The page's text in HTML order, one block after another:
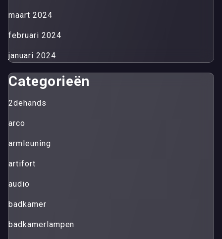
maart 2024
februari 2024
januari 2024
Categorieën
2dehands
arco
armleuning
artifort
audio
badkamer
badkamerlampen